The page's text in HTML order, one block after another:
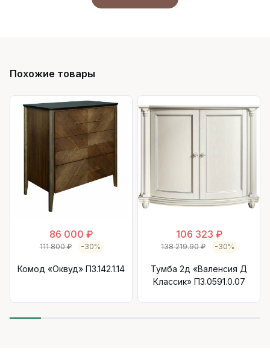
Похожие товары
86 000 ₽
111 800 ₽ -30%
Комод «Оквуд» П3.142.1.14
106 323 ₽
138 219.90 ₽ -30%
Тумба 2д «Валенсия Д
Классик» П3.0591.0.07